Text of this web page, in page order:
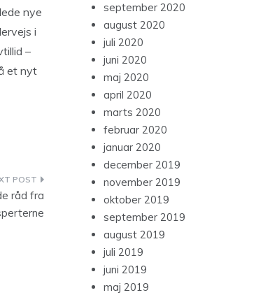
nye
i
–
et nyt
råd fra
september 2020
august 2020
juli 2020
juni 2020
maj 2020
april 2020
marts 2020
februar 2020
januar 2020
december 2019
november 2019
oktober 2019
september 2019
august 2019
juli 2019
juni 2019
maj 2019